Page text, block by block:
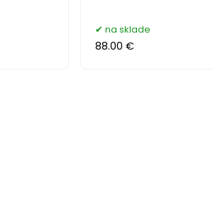
na sklade
88.00 €